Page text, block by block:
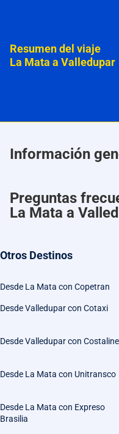
Resumen del viaje
La Mata a Valledupar
Información
Preguntas
La Mata a
Otros Destinos
Desde La Mata con Copetran
Desde Valledupar con Cotaxi
Desde Valledupar con Costaline
Desde La Mata con Unitransco
Desde La Mata con Expreso
Brasilia